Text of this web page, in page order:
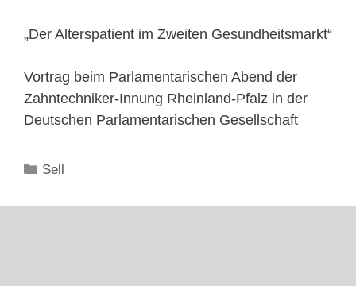
„Der Alterspatient im Zweiten Gesundheitsmarkt“
Vortrag beim Parlamentarischen Abend der
Zahntechniker-Innung Rheinland-Pfalz in der
Deutschen Parlamentarischen Gesellschaft
Kategorien
Sell